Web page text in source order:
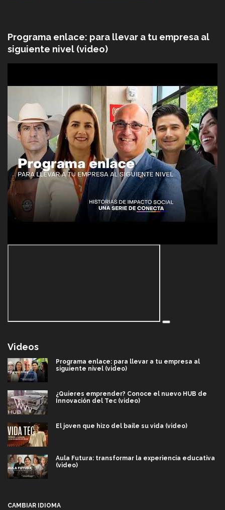
Programa enlace: para llevar a tu empresa al
siguiente nivel (video)
Videos
Programa enlace: para llevar a tu empresa al
siguiente nivel (video)
¿Quieres emprender? Conoce el nuevo HUB de
Innovación del Tec (video)
El joven que hizo del baile su vida (video)
Aula Futura: transformar la experiencia educativa
(video)
CAMBIAR IDIOMA